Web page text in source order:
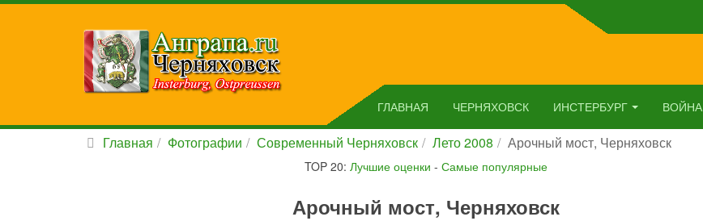
ГЛАВНАЯ ЧЕРНЯХОВСК ИНСТЕРБУРГ ВОЙНА
Главная Фотографии Современный Черняховск Лето 2008 Арочный мост, Черняховск
TOP 20: Лучшие оценки - Самые популярные
Арочный мост, Черняховск